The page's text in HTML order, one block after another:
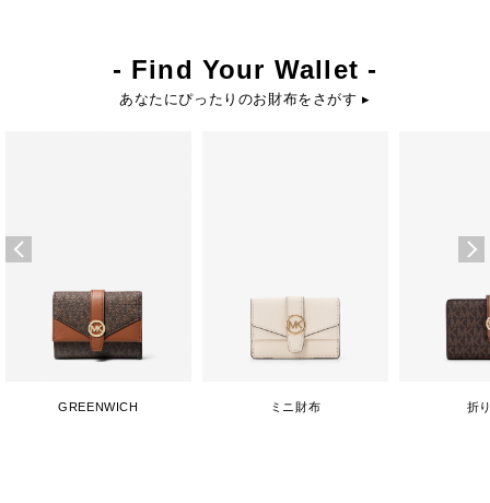
- Find Your Wallet -
あなたにぴったりのお財布をさがす ▸
GREENWICH ミニ財布 折